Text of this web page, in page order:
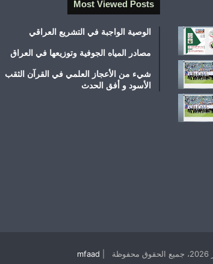
Most Viewed Posts
الوصية الواجبة في التشريع العراقي
مصادر المياه الجوفية وتوزيعها في العراق
شيء من الأعجاز العلمي في القرآن الثقب
الأسود و أفق الحدث
mfaad